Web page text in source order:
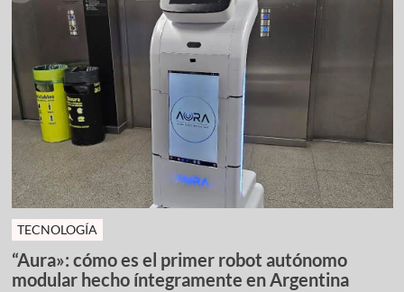
TECNOLOGÍA
“Aura»: cómo es el primer robot autónomo
modular hecho íntegramente en Argentina